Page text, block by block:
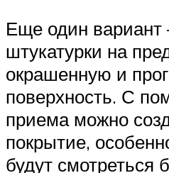
Еще один вариант
штукатурки на
окрашенную и
поверхность. С
приема можно
покрытие,
будут смотреться